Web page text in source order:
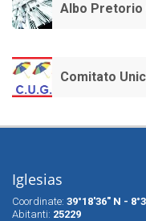
Albo Pretorio
Comitato
Iglesias
Coordinate: 39°18'36" N -
Abitanti: 25229